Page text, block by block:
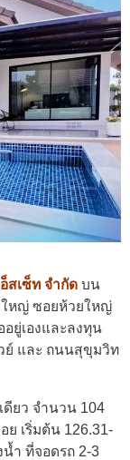
สเซ็ท จำกัด บน
ใหญ่ ซอยห้วยใหญ่
ยู่เองและลงทุน
ย์ และ ถนนสุขุมวิท
ดียว จำนวน 104
เริ่มต้น 126.31-
ำ ที่จอดรถ 2-3